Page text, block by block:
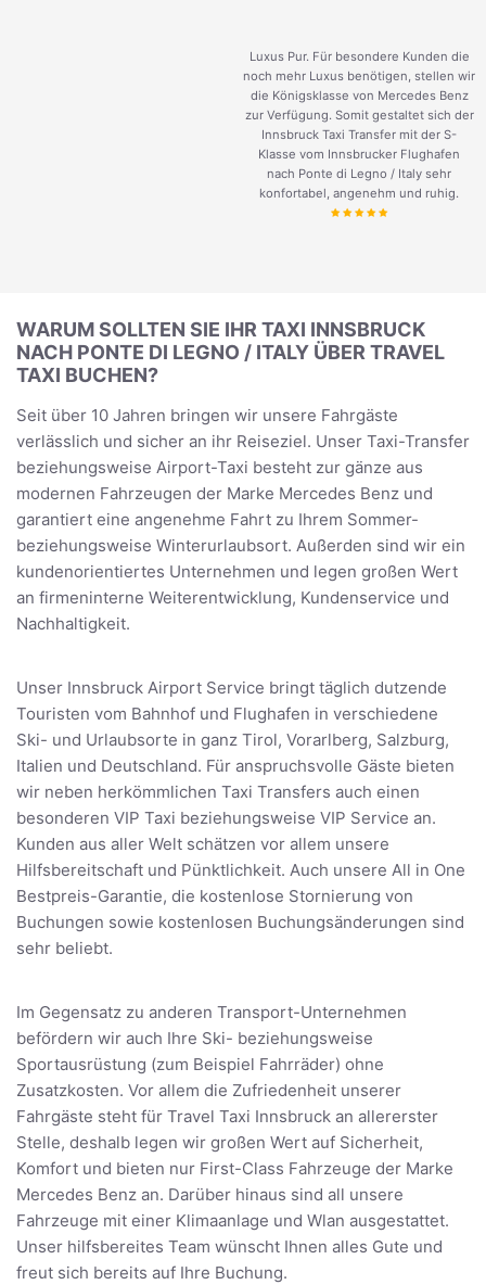
Luxus Pur. Für besondere Kunden die
noch mehr Luxus benötigen, stellen wir
die Königsklasse von Mercedes Benz
zur Verfügung. Somit gestaltet sich der
Innsbruck Taxi Transfer mit der S-
Klasse vom Innsbrucker Flughafen
nach Ponte di Legno / Italy sehr
konfortabel, angenehm und ruhig.
WARUM SOLLTEN SIE IHR TAXI INNSBRUCK
NACH PONTE DI LEGNO / ITALY ÜBER TRAVEL
TAXI BUCHEN?
Seit über 10 Jahren bringen wir unsere Fahrgäste
verlässlich und sicher an ihr Reiseziel. Unser Taxi-Transfer
beziehungsweise Airport-Taxi besteht zur gänze aus
modernen Fahrzeugen der Marke Mercedes Benz und
garantiert eine angenehme Fahrt zu Ihrem Sommer-
beziehungsweise Winterurlaubsort. Außerden sind wir ein
kundenorientiertes Unternehmen und legen großen Wert
an firmeninterne Weiterentwicklung, Kundenservice und
Nachhaltigkeit.
Unser Innsbruck Airport Service bringt täglich dutzende
Touristen vom Bahnhof und Flughafen in verschiedene
Ski- und Urlaubsorte in ganz Tirol, Vorarlberg, Salzburg,
Italien und Deutschland. Für anspruchsvolle Gäste bieten
wir neben herkömmlichen Taxi Transfers auch einen
besonderen VIP Taxi beziehungsweise VIP Service an.
Kunden aus aller Welt schätzen vor allem unsere
Hilfsbereitschaft und Pünktlichkeit. Auch unsere All in One
Bestpreis-Garantie, die kostenlose Stornierung von
Buchungen sowie kostenlosen Buchungsänderungen sind
sehr beliebt.
Im Gegensatz zu anderen Transport-Unternehmen
befördern wir auch Ihre Ski- beziehungsweise
Sportausrüstung (zum Beispiel Fahrräder) ohne
Zusatzkosten. Vor allem die Zufriedenheit unserer
Fahrgäste steht für Travel Taxi Innsbruck an allererster
Stelle, deshalb legen wir großen Wert auf Sicherheit,
Komfort und bieten nur First-Class Fahrzeuge der Marke
Mercedes Benz an. Darüber hinaus sind all unsere
Fahrzeuge mit einer Klimaanlage und Wlan ausgestattet.
Unser hilfsbereites Team wünscht Ihnen alles Gute und
freut sich bereits auf Ihre Buchung.